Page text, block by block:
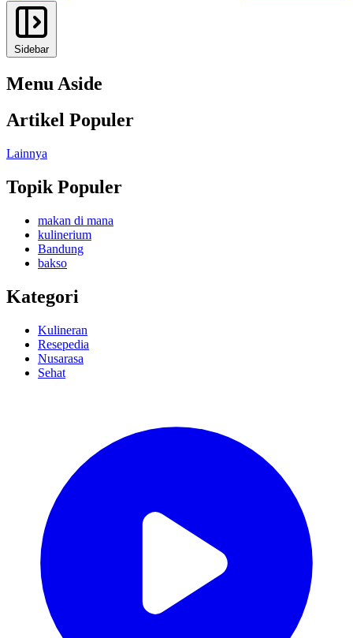
Sidebar
Menu Aside
Artikel Populer
Lainnya
Topik Populer
makan di mana
kulinerium
Bandung
bakso
Kategori
Kulineran
Resepedia
Nusarasa
Sehat